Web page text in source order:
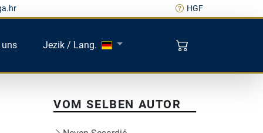
HGF
uns Jezik / Lang.
VOM SELBEN AUTOR